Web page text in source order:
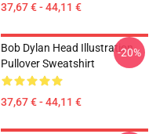
37,67 € - 44,11 €
Bob Dylan Head Illustration
Pullover Sweatshirt
37,67 € - 44,11 €
-20%